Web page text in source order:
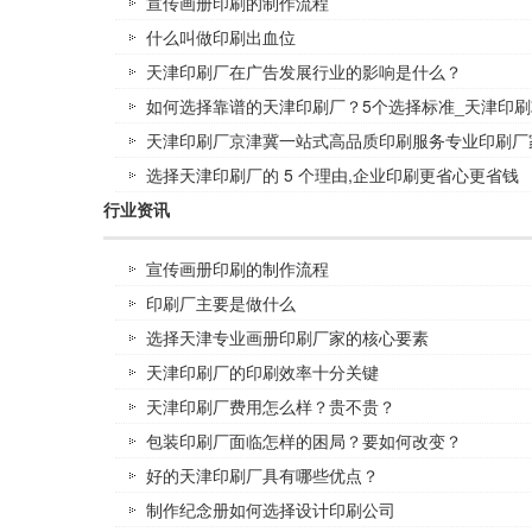
什么叫做印刷出血位
天津印刷厂在广告发展行业的影响是什么？
如何选择靠谱的天津印刷厂？5个选择标准_天津印
天津印刷厂京津冀一站式高品质印刷服务专业印刷
选择天津印刷厂的 5 个理由,企业印刷更省心更省钱
行业资讯
宣传画册印刷的制作流程
印刷厂主要是做什么
选择天津专业画册印刷厂家的核心要素
天津印刷厂的印刷效率十分关键
天津印刷厂费用怎么样？贵不贵？
包装印刷厂面临怎样的困局？要如何改变？
好的天津印刷厂具有哪些优点？
制作纪念册如何选择设计印刷公司